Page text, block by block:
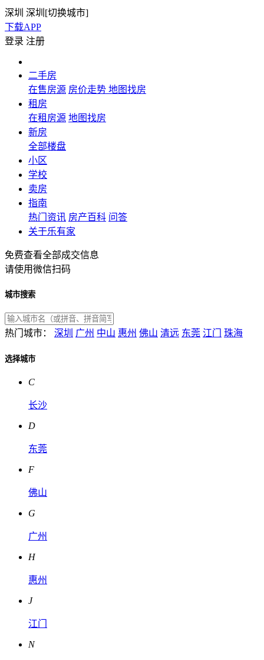
深圳 深圳[切换城市]
下载APP
登录 注册
二手房
在售房源 房价走势 地图找房
租房
在租房源 地图找房
新房
全部楼盘
小区
学校
卖房
指南
热门资讯 房产百科 问答
关于乐有家
免费查看全部成交信息
请使用微信扫码
城市搜索
热门城市： 深圳 广州 中山 惠州 佛山 清远 东莞 江门 珠海
选择城市
C
长沙
D
东莞
F
佛山
G
广州
H
惠州
J
江门
N